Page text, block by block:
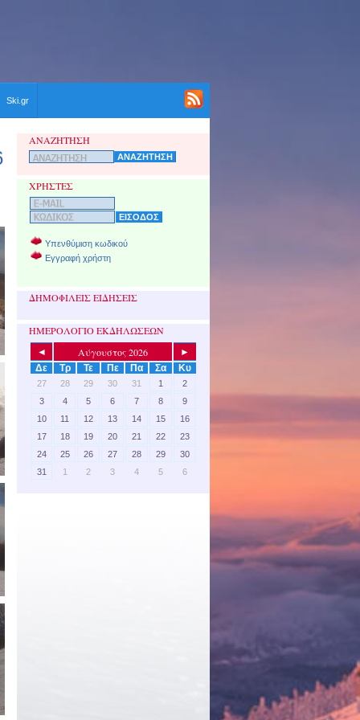
Ski.gr
ΑΝΑΖΗΤΗΣΗ
ΧΡΗΣΤΕΣ
Υπενθύμιση κωδικού
Εγγραφή χρήστη
ΔΗΜΟΦΙΛΕΙΣ ΕΙΔΗΣΕΙΣ
ΗΜΕΡΟΛΟΓΙΟ ΕΚΔΗΛΩΣΕΩΝ
◄ Αύγουστος 2026
►
Δε
Τρ Τε Πε Πα Σα Κυ
27 28 29 30 31 1
2
3
4 5 6 7 8
9
10
11 12 13 14 15
16
17
18 19 20 21 22
23
24
25 26 27 28 29
30
31
1 2 3 4 5 6